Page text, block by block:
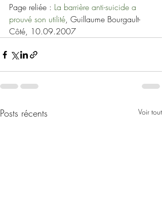
Page reliée : La barrière anti-suicide a
prouvé son utilité, Guillaume Bourgault-
Côté, 10.09.2007
Posts récents Voir tout